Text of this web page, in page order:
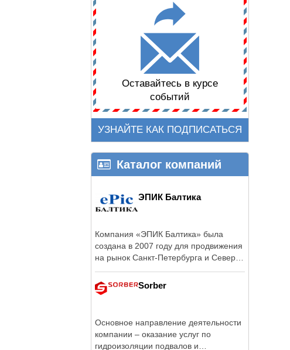
Оставайтесь в курсе
событий
УЗНАЙТЕ КАК ПОДПИСАТЬСЯ
Каталог компаний
ЭПИК Балтика
Компания «ЭПИК Балтика» была
создана в 2007 году для продвижения
на рынок Санкт-Петербурга и Северо-
Sorber
Основное направление деятельности
компании – оказание услуг по
гидроизоляции подвалов и